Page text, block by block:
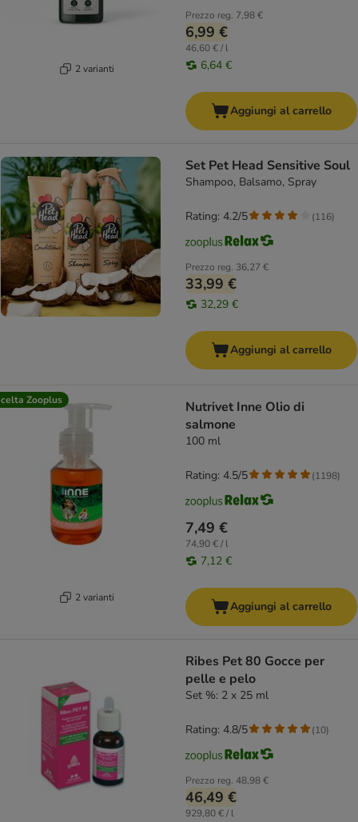
2 varianti
Prezzo reg. 7,98 €
6,99 €
46,60 € / l
6,64 €
Aggiungi al carrello
Set Pet Head Sensitive Soul
Shampoo, Balsamo, Spray
Prezzo reg. 36,27 €
33,99 €
32,29 €
Rating: 4.2/5 (116)
Aggiungi al carrello
Zooplus
2 varianti
Nutrivet Inne Olio di
salmone
100 ml
7,49 €
74,90 € / l
7,12 €
Rating: 4.5/5 (1198)
Aggiungi al carrello
Ribes Pet 80 Gocce per
pelle e pelo
Set %: 2 x 25 ml
Prezzo reg. 48,98 €
46,49 €
929,80 € / l
Rating: 4.8/5 (10)